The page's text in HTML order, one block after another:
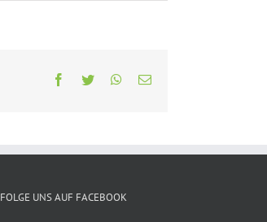
Facebook
Twitter WhatsApp
E-
FOLGE UNS AUF FACEBOOK